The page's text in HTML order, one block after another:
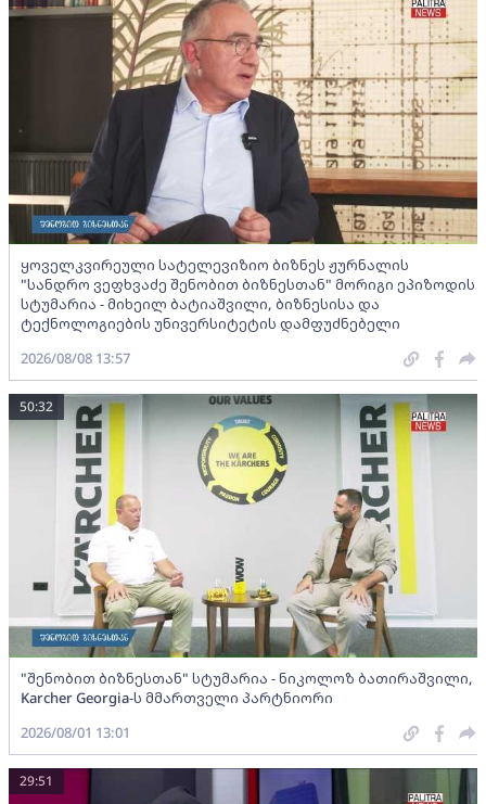
ყოველკვირეული სატელევიზიო ბიზნეს ჟურნალის
"სანდრო ვეფხვაძე შენობით ბიზნესთან" მორიგი ეპიზოდის
სტუმარია - მიხეილ ბატიაშვილი, ბიზნესისა და
ტექნოლოგიების უნივერსიტეტის დამფუძნებელი
2026/08/08 13:57
"შენობით ბიზნესთან" სტუმარია - ნიკოლოზ ბათირაშვილი,
Karcher Georgia-ს მმართველი პარტნიორი
50:32
2026/08/01 13:01
29:51